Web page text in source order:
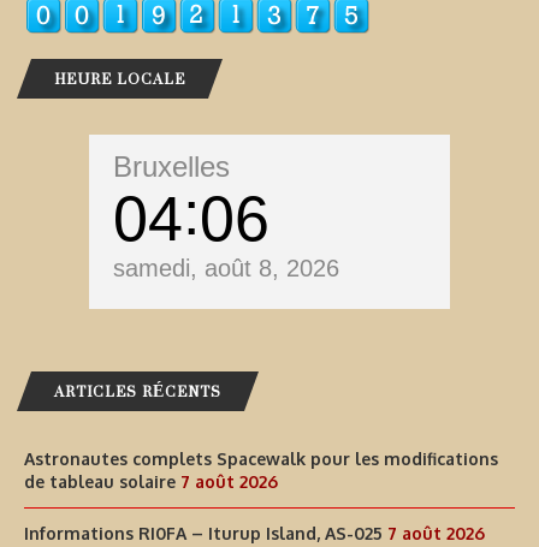
HEURE LOCALE
Bruxelles
04 06
samedi, août 8, 2026
ARTICLES RÉCENTS
Astronautes complets Spacewalk pour les modifications
de tableau solaire 7 août 2026
Informations RI0FA – Iturup Island, AS-025 7 août 2026